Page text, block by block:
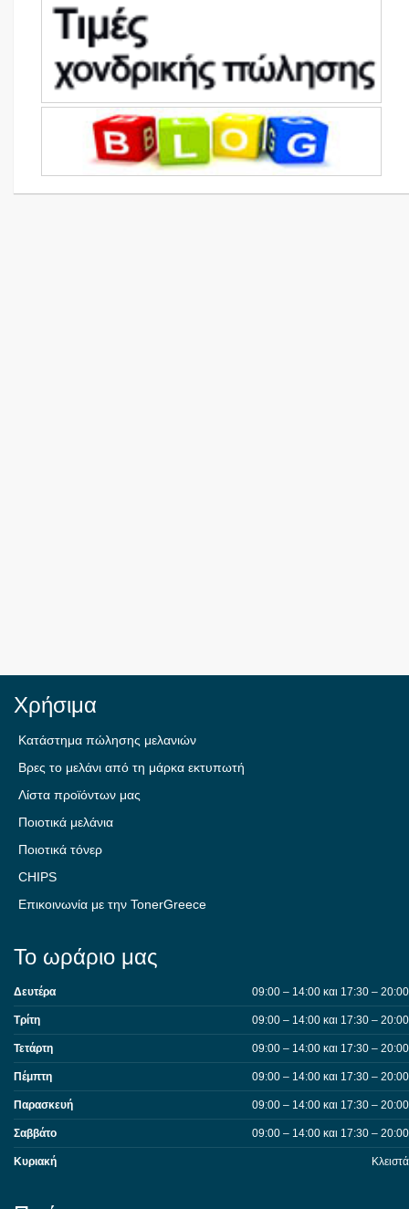
Χρήσιμα
Κατάστημα πώλησης μελανιών
Βρες το μελάνι από τη μάρκα εκτυπωτή
Λίστα προϊόντων μας
Ποιοτικά μελάνια
Ποιοτικά τόνερ
CHIPS
Επικοινωνία με την TonerGreece
Το ωράριο μας
Δευτέρα 09:00 – 14:00 και 17:30 – 20:00
Τρίτη 09:00 – 14:00 και 17:30 – 20:00
Τετάρτη 09:00 – 14:00 και 17:30 – 20:00
Πέμπτη 09:00 – 14:00 και 17:30 – 20:00
Παρασκευή 09:00 – 14:00 και 17:30 – 20:00
Σαββάτο 09:00 – 14:00 και 17:30 – 20:00
Κυριακή Κλειστά